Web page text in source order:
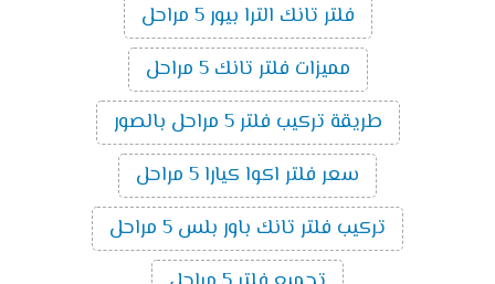
فلتر تانك الترا بيور 5 مراحل
مميزات فلتر تانك 5 مراحل
طريقة تركيب فلتر 5 مراحل بالصور
سعر فلتر اكوا كيارا 5 مراحل
تركيب فلتر تانك باور بلس 5 مراحل